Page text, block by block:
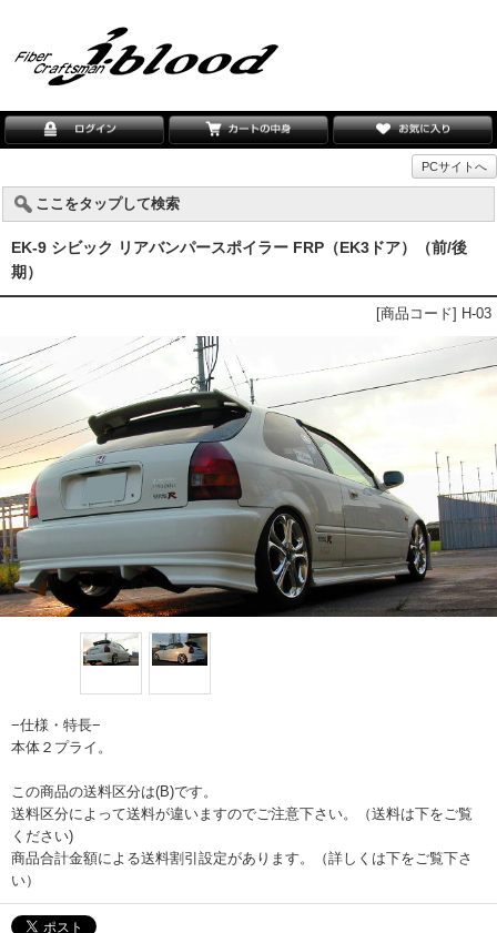
PCサイトへ
ここをタップして検索
EK-9 シビック リアバンパースポイラー FRP（EK3ドア）（前/後
期）
[商品コード] H-03
−仕様・特長−
本体２プライ。
この商品の送料区分は(B)です。
送料区分によって送料が違いますのでご注意下さい。（送料は下をご覧
ください)
商品合計金額による送料割引設定があります。（詳しくは下をご覧下さ
い）